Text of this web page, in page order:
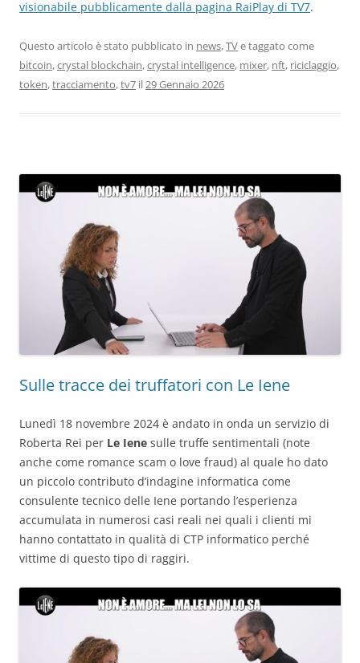
visionabile pubblicamente dalla pagina RaiPlay di TV7.
Questo articolo è stato pubblicato in news,TVe taggato come
bitcoin,crystal blockchain,crystal intelligence, mixer, nft, riciclaggio,
token,tracciamento,tv7 il29 Gennaio 2026
Sulle tracce dei truffatori con Le Iene
Lunedì 18 novembre 2024 è andato in onda un servizio di
Roberta Rei per Le Iene sulle truffe sentimentali (note
anche come romance scam o love fraud) al quale ho dato
un piccolo contributo d’indagine informatica come
consulente tecnico delle Iene portando l’esperienza
accumulata in numerosi casi reali nei quali i clienti mi
hanno contattato in qualità di CTP informatico perché
vittime di questo tipo di raggiri.